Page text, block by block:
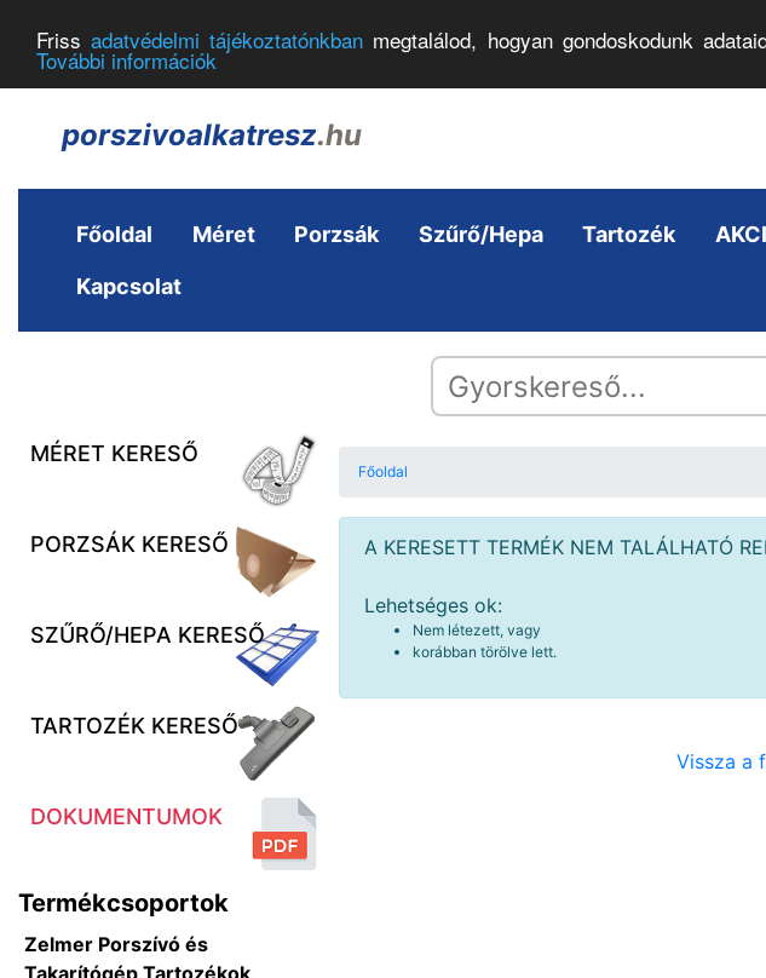
Frissadatvédelmi tájékoztatónkban megtalálod, hogyan gondoskodunk
További információk
porszivoalkatresz.hu
Főoldal Méret Porzsák Szűrő/Hepa Tartozék
Kapcsolat
MÉRET KERESŐ
PORZSÁK KERESŐ
SZŰRŐ/HEPA KERESŐ
TARTOZÉK KERESŐ
DOKUMENTUMOK
Termékcsoportok
Zelmer Porszívó és
Takarítógép Tartozékok
Főoldal
A KERESETT TERMÉK NEM TALÁLHATÓ
Lehetséges ok:
Nem létezett, vagy
korábban törölve lett.
Vissza a